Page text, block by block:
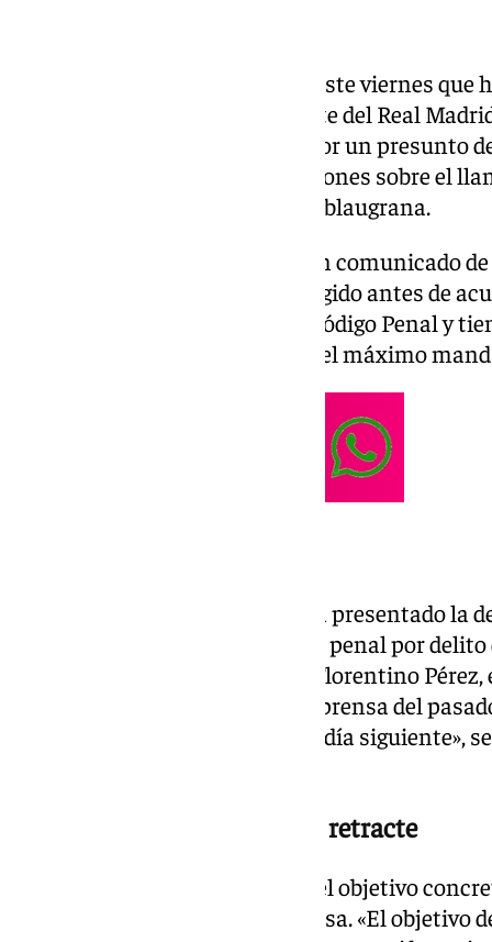
El FC Barcelona ha anunciado este viernes
conciliación contra el presidente del Real
interposición de una querella por un presunto
que algunas de sus manifestaciones sobre el
imagen y la reputación del club blaugrana.
El club blaugrana informa en un comunicado
constituye el trámite previo exigido antes de
recogido en el artículo 205 del Código Penal y
rectificación formal por parte del máximo
«El Barça informa que hoy se ha presentado la
la interposición de una querella penal por
presidente del Real Madrid, Sr. Florentino
realizadas por él en la rueda de prensa del
a un medio de comunicación al día siguiente»,
Reclaman que Florentino se retracte
El club precisó además cuál es el objetivo
reclamó una retractación expresa. «El objetivo